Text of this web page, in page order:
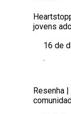
jovens
Data16 de
Em
.
Resenha